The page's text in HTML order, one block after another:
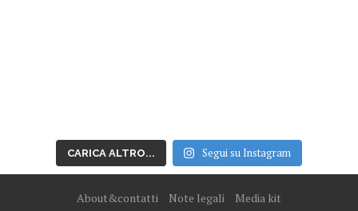
CARICA ALTRO... Segui su Instagram
About&contatti Note legali Media kit